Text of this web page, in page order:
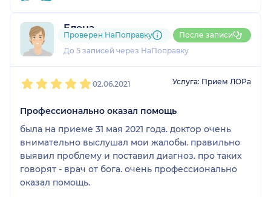
Елена
1 отзыв
До 5 записей через НаПоправку
Проверен НаПоправку После записи
02.06.2021 Услуга: Прием ЛОРа
Профессионально оказал помощь
была на приеме 31 мая 2021 года. доктор очень
внимательно выслушал мои жалобы. правильно
выявил проблему и поставил диагноз. про таких
говорят - врач от бога. очень профессионально
оказал помощь.